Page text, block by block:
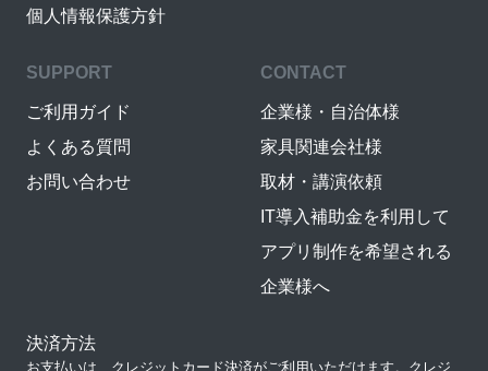
個人情報保護方針
SUPPORT
ご利用ガイド
よくある質問
お問い合わせ
CONTACT
企業様・自治体様
家具関連会社様
取材・講演依頼
IT導入補助金を利用して
アプリ制作を希望される
企業様へ
決済方法
お支払いは、クレジットカード決済がご利用いただけます。クレジ